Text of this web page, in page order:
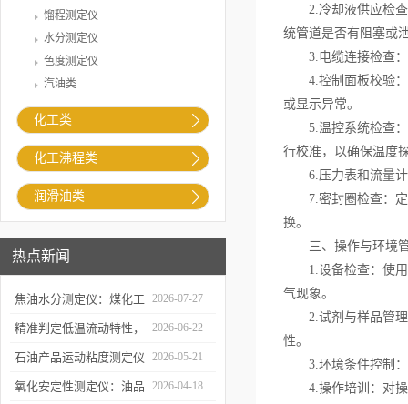
馏程测定仪
水分测定仪
色度测定仪
汽油类
化工类
化工沸程类
润滑油类
热点新闻
焦油水分测定仪：煤化工
生产提质降耗的检测支撑
2026-07-27
精准判定低温流动特性，
凝点倾点测定仪助力油品
质量检测
2026-06-22
石油产品运动粘度测定仪
的技术原理与行业应用
2026-05-21
氧化安定性测定仪：油品 2026-04-18
2.冷却液供应检查
统管道是否有阻塞或
3.电缆连接检查：
4.控制面板校验：
或显示异常。
5.温控系统检查：
行校准，以确保温度
6.压力表和流量计
7.密封圈检查：定
换。
三、操作与环境
1.设备检查：使用
气现象。
2.试剂与样品管理
性。
3.环境条件控制：
4.操作培训：对操